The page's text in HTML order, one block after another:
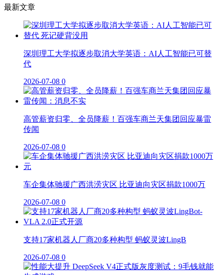
最新文章
深圳理工大学拟逐步取消大学英语：AI人工智能已可替
代
2026-07-08 0
高管薪资归零、全员降薪！百强车商兰天集团回应暴雷
传闻
2026-07-08 0
车企集体驰援广西洪涝灾区 比亚迪向灾区捐款1000万
2026-07-08 0
支持17家机器人厂商20多种构型 蚂蚁灵波LingB
2026-07-08 0